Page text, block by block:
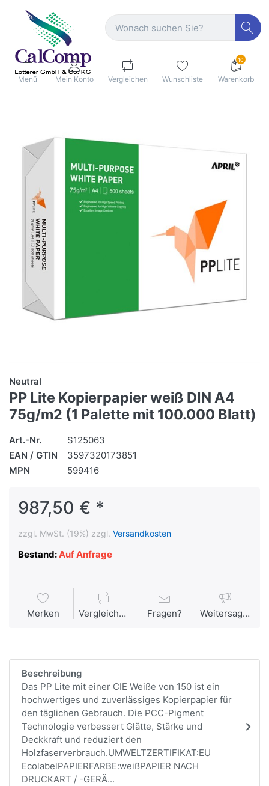
Menü Mein Konto Vergleichen Wunschliste
10
Warenkorb
Neutral
PP Lite Kopierpapier weiß DIN A4
75g/m2 (1 Palette mit 100.000 Blatt)
Art.-Nr.
S125063
EAN / GTIN
3597320173851
MPN
599416
987,50 € *
zzgl. MwSt. (19%) zzgl. Versandkosten
Bestand:Auf Anfrage
Merken Vergleichen Fragen? Weitersagen
Beschreibung
Das PP Lite mit einer CIE Weiße von 150 ist ein
hochwertiges und zuverlässiges Kopierpapier für
den täglichen Gebrauch. Die PCC-Pigment
Technologie verbessert Glätte, Stärke und
Deckkraft und reduziert den
Holzfaserverbrauch.UMWELTZERTIFIKAT:EU
EcolabelPAPIERFARBE:weißPAPIER NACH
DRUCKART / -GERÄ...